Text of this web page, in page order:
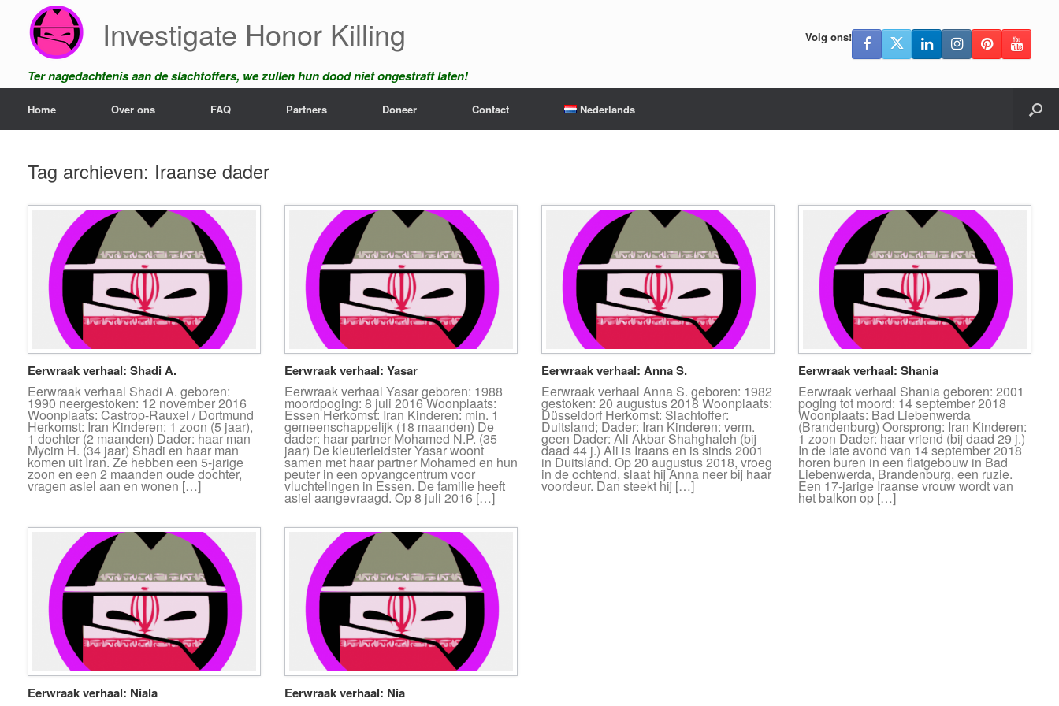
Investigate Honor Killing
Ter nagedachtenis aan de slachtoffers, we zullen hun dood niet ongestraft laten!
Volg ons!
Home Over ons FAQ Partners Doneer Contact Nederlands
Tag archieven: Iraanse dader
Eerwraak verhaal: Shadi A.
Eerwraak verhaal Shadi A. geboren:
1990 neergestoken: 12 november 2016
Woonplaats: Castrop-Rauxel / Dortmund
Herkomst: Iran Kinderen: 1 zoon (5 jaar),
1 dochter (2 maanden) Dader: haar man
Mycim H. (34 jaar) Shadi en haar man
komen uit Iran. Ze hebben een 5-jarige
zoon en een 2 maanden oude dochter,
vragen asiel aan en wonen […]
Eerwraak verhaal: Yasar
Eerwraak verhaal Yasar geboren: 1988
moordpoging: 8 juli 2016 Woonplaats:
Essen Herkomst: Iran Kinderen: min. 1
gemeenschappelijk (18 maanden) De
dader: haar partner Mohamed N.P. (35
jaar) De kleuterleidster Yasar woont
samen met haar partner Mohamed en hun
peuter in een opvangcentrum voor
vluchtelingen in Essen. De familie heeft
asiel aangevraagd. Op 8 juli 2016 […]
Eerwraak verhaal: Anna S.
Eerwraak verhaal Anna S. geboren: 1982
gestoken: 20 augustus 2018 Woonplaats:
Düsseldorf Herkomst: Slachtoffer:
Duitsland; Dader: Iran Kinderen: verm.
geen Dader: Ali Akbar Shahghaleh (bij
daad 44 j.) Ali is Iraans en is sinds 2001
in Duitsland. Op 20 augustus 2018, vroeg
in de ochtend, slaat hij Anna neer bij haar
voordeur. Dan steekt hij […]
Eerwraak verhaal: Shania
Eerwraak verhaal Shania geboren: 2001
poging tot moord: 14 september 2018
Woonplaats: Bad Liebenwerda
(Brandenburg) Oorsprong: Iran Kinderen:
1 zoon Dader: haar vriend (bij daad 29 j.)
In de late avond van 14 september 2018
horen buren in een flatgebouw in Bad
Liebenwerda, Brandenburg, een ruzie.
Een 17-jarige Iraanse vrouw wordt van
het balkon op […]
Eerwraak verhaal: Niala Eerwraak verhaal: Nia